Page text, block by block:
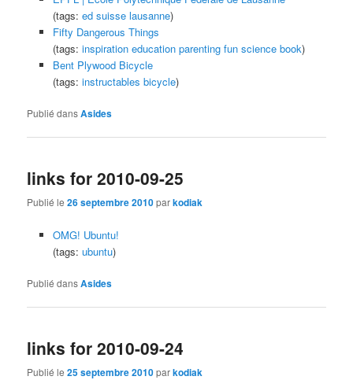
(tags: ed suisse lausanne)
Fifty Dangerous Things
(tags: inspiration education parenting fun science book)
Bent Plywood Bicycle
(tags: instructables bicycle)
Publié dansAsides
links for 2010-09-25
Publié le26 septembre 2010parkodiak
OMG! Ubuntu!
(tags: ubuntu)
Publié dansAsides
links for 2010-09-24
Publié le25 septembre 2010parkodiak